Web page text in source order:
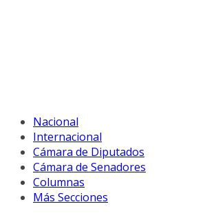
Nacional
Internacional
Cámara de Diputados
Cámara de Senadores
Columnas
Más Secciones